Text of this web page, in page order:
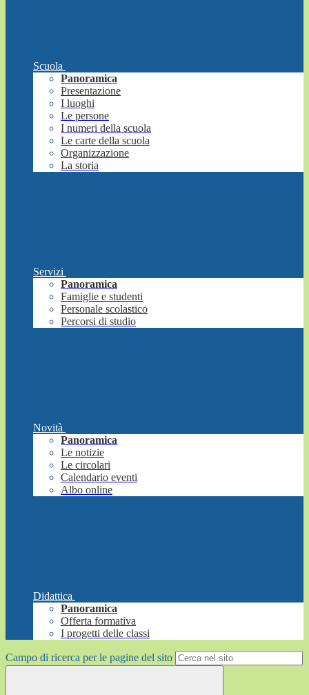
Scuola
Panoramica
Presentazione
I luoghi
Le persone
I numeri della scuola
Le carte della scuola
Organizzazione
La storia
Servizi
Panoramica
Famiglie e studenti
Personale scolastico
Percorsi di studio
Novità
Panoramica
Le notizie
Le circolari
Calendario eventi
Albo online
Didattica
Panoramica
Offerta formativa
I progetti delle classi
Campo di ricerca per le pagine del sito